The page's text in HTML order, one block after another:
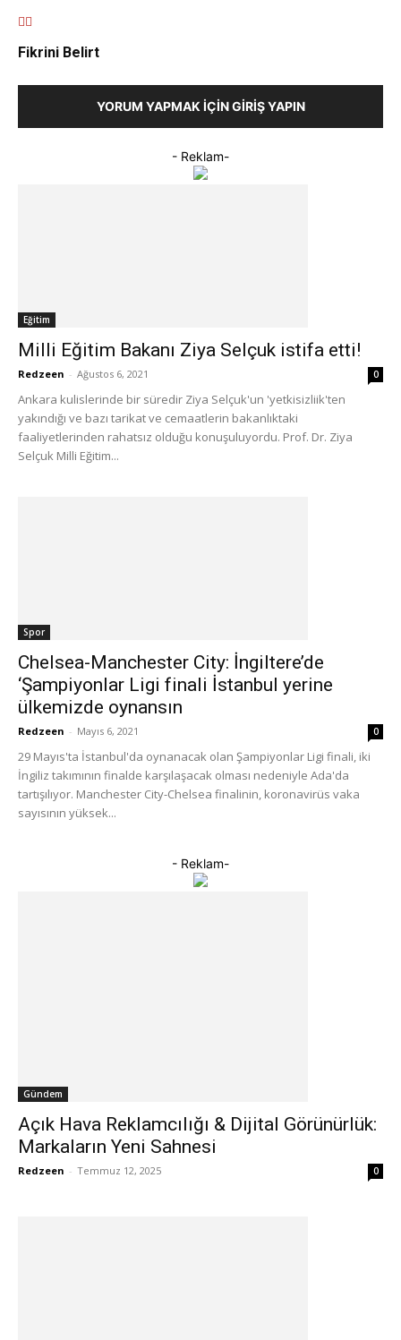
Fikrini Belirt
YORUM YAPMAK İÇIN GIRIŞ YAPIN
- Reklam-
Eğitim
Milli Eğitim Bakanı Ziya Selçuk istifa etti!
Redzeen - Ağustos 6, 2021 0
Ankara kulislerinde bir süredir Ziya Selçuk'un 'yetkisizliik'ten
yakındığı ve bazı tarikat ve cemaatlerin bakanlıktaki
faaliyetlerinden rahatsız olduğu konuşuluyordu. Prof. Dr. Ziya
Selçuk Milli Eğitim...
Spor
Chelsea-Manchester City: İngiltere’de
‘Şampiyonlar Ligi finali İstanbul yerine
ülkemizde oynansın
Redzeen - Mayıs 6, 2021 0
29 Mayıs'ta İstanbul'da oynanacak olan Şampiyonlar Ligi finali, iki
İngiliz takımının finalde karşılaşacak olması nedeniyle Ada'da
tartışılıyor. Manchester City-Chelsea finalinin, koronavirüs vaka
sayısının yüksek...
- Reklam-
Gündem
Açık Hava Reklamcılığı & Dijital Görünürlük:
Markaların Yeni Sahnesi
Redzeen - Temmuz 12, 2025 0